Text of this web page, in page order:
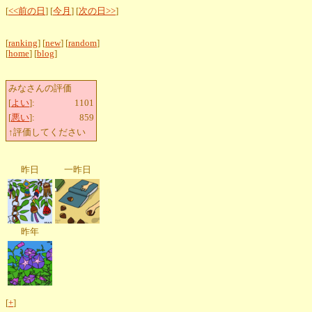
[<<前の日 ] [今月 ] [次の日>>]
[ranking] [new] [random]
[home] [blog]
みなさんの評価
[よい]:
1101
[悪い]:
859
↑評価してください
昨日 一昨日
昨年
[+]